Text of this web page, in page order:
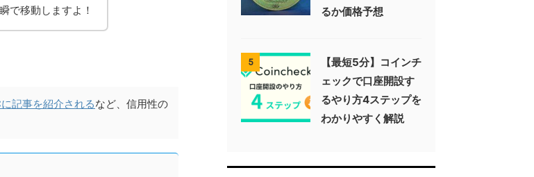
で移動しますよ！
記事を紹介されるなど、信用性の
るか価格予想
5
【最短5分】コインチ
ェックで口座開設す
るやり方4ステップを
わかりやすく解説